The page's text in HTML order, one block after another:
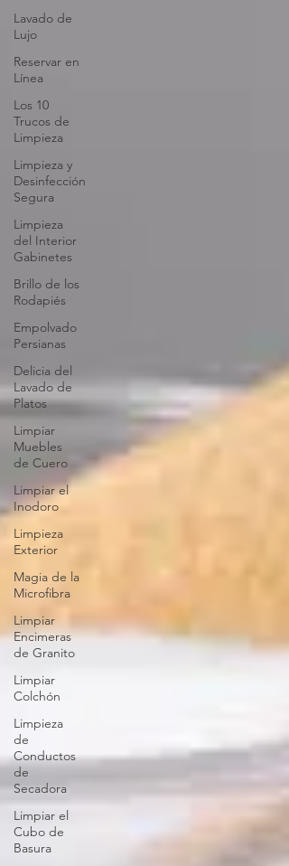
Lavado de
Lujo
Reservar en
Línea
Los 10
Trucos de
Limpieza
Limpieza y
Desinfección
Segura
Limpieza
del Interior
Gabinetes
Brillo de los
Rodapiés
Empolvado
Persianas
Delicia del
Lavado de
Platos
Limpiar
Muebles
de Cuero
Limpiar el
Inodoro
Limpieza
Exterior
Magia de la
Microfibra
Limpiar
Encimeras
de Granito
Limpiar
Colchón
Limpieza
de
Conductos
de
Secadora
Limpiar el
Cubo de
Basura